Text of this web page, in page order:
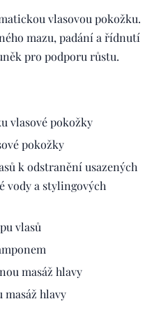
vlasovou pokožku.
mazu, padání a řídnutí
pro podporu růstu.
vlasové pokožky
pokožky
k odstranění usazených
vody a stylingových
vlasů
masáž hlavy
masáž hlavy